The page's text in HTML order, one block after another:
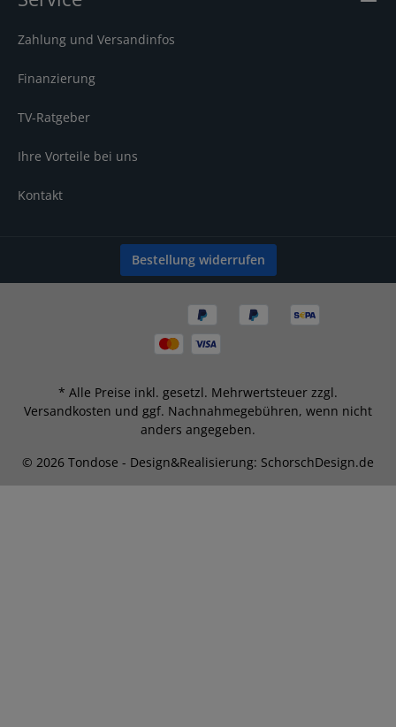
Zahlung und Versandinfos
Finanzierung
TV-Ratgeber
Ihre Vorteile bei uns
Kontakt
Bestellung widerrufen
© 2026 Tondose - Design&Realisierung: SchorschDesign.de
* Alle Preise inkl. gesetzl. Mehrwertsteuer zzgl.
Versandkosten und ggf. Nachnahmegebühren, wenn nicht
anders angegeben.